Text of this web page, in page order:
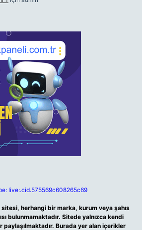
live:.cid.575569c608265c69
herhangi bir marka, kurum veya şahıs
bulunmamaktadır. Sitede yalnızca kendi
paylaşılmaktadır. Burada yer alan içerikler